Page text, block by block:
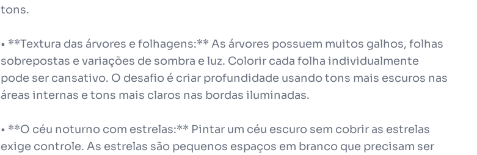
tons.
• **Textura das árvores e folhagens:** As árvores possuem muitos galhos, folhas
sobrepostas e variações de sombra e luz. Colorir cada folha individualmente
pode ser cansativo. O desafio é criar profundidade usando tons mais escuros nas
áreas internas e tons mais claros nas bordas iluminadas.
• **O céu noturno com estrelas:** Pintar um céu escuro sem cobrir as estrelas
exige controle. As estrelas são pequenos espaços em branco que precisam ser